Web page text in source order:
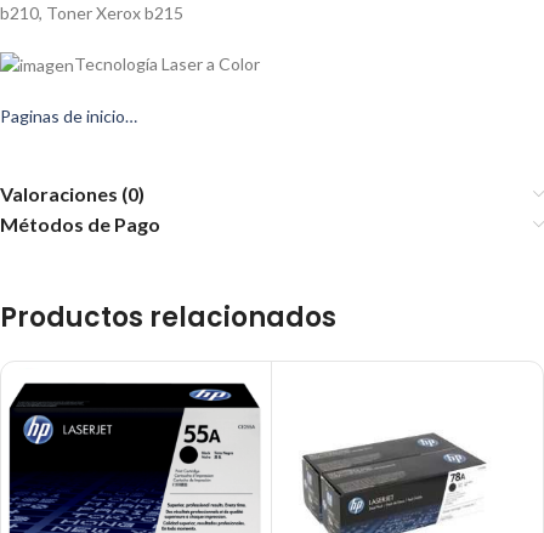
b210, Toner Xerox b215
Tecnología Laser a Color
Paginas de inicio…
Valoraciones (0)
Métodos de Pago
Productos relacionados